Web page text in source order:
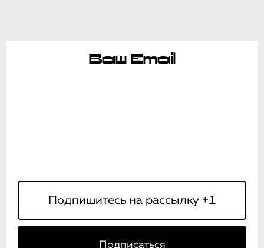
Ваш Email
Подписаться